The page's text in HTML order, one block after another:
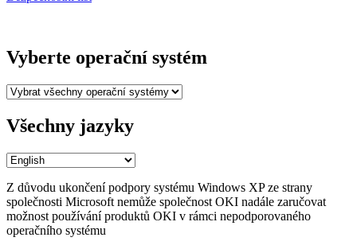
Vyberte operační systém
Všechny jazyky
Z důvodu ukončení podpory systému Windows XP ze strany
společnosti Microsoft nemůže společnost OKI nadále zaručovat
možnost používání produktů OKI v rámci nepodporovaného
operačního systému